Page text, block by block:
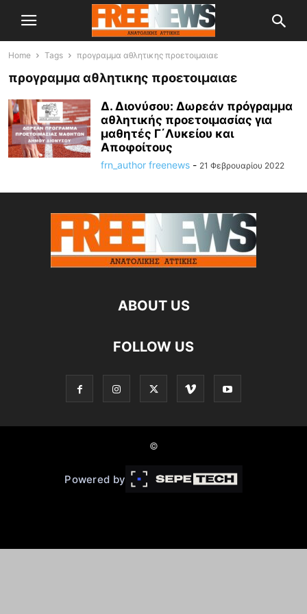
Home Tags προγραμμα αθλητικης προετοιμαιαε
προγραμμα αθλητικης προετοιμαιαε
Δ. Διονύσου: Δωρεάν πρόγραμμα
αθλητικής προετοιμασίας για
μαθητές Γ΄Λυκείου και
Αποφοίτους
frn_author freenews - 21 Φεβρουαρίου 2022
ABOUT US
FOLLOW US
©
Powered by